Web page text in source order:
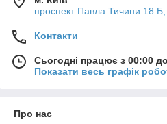
проспект Павла Тичини 18 Б,
Контакти
Сьогодні працює з 00:00
Показати весь графік
Про нас